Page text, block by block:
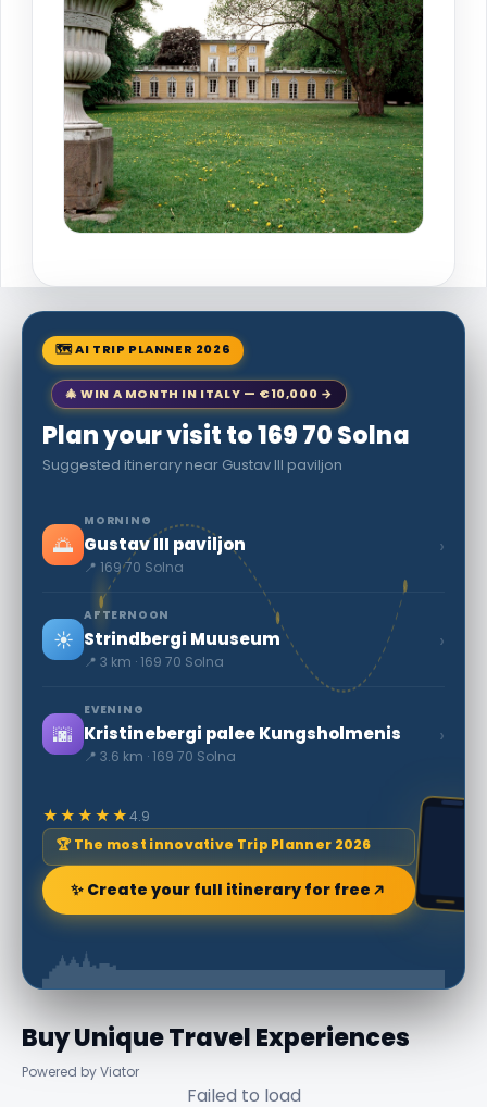
🗺 AI TRIP PLANNER 2026
🎄 WIN A MONTH IN ITALY — €10,000 →
Plan your visit to 169 70 Solna
Suggested itinerary near Gustav III paviljon
🌅
MORNING
Gustav III paviljon
📍 169 70 Solna
›
☀️
AFTERNOON
Strindbergi Muuseum
📍 3 km · 169 70 Solna
›
🌆
EVENING
Kristinebergi palee Kungsholmenis
📍 3.6 km · 169 70 Solna
›
★★★★★4.9
🏆 The most innovative Trip Planner 2026
✨ Create your full itinerary for free
Buy Unique Travel Experiences
Powered by Viator
Failed to load